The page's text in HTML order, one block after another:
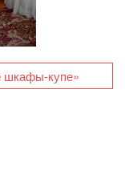
шкафы-купе»